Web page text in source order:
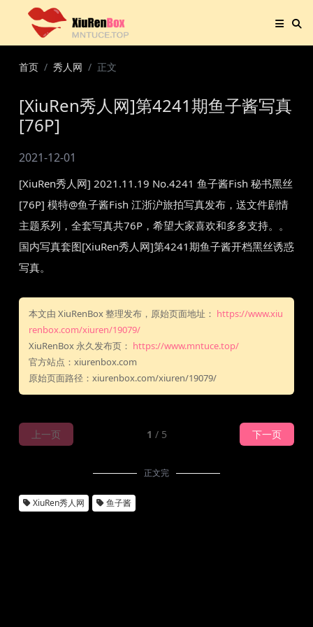
首页 秀人网 正文
[XiuRen秀人网]第4241期鱼子酱写真
[76P]
2021-12-01
[XiuRen秀人网] 2021.11.19 No.4241 鱼子酱Fish 秘书黑丝
[76P] 模特@鱼子酱Fish 江浙沪旅拍写真发布，送文件剧情
主题系列，全套写真共76P，希望大家喜欢和多多支持。。
国内写真套图[XiuRen秀人网]第4241期鱼子酱开档黑丝诱惑
写真。
本文由 XiuRenBox 整理发布，原始页面地址： https://www.xiu
renbox.com/xiuren/19079/
XiuRenBox 永久发布页： https://www.mntuce.top/
官方站点：xiurenbox.com
原始页面路径：xiurenbox.com/xiuren/19079/
上一页 1 / 5 下一页
正文完
XiuRen秀人网 鱼子酱